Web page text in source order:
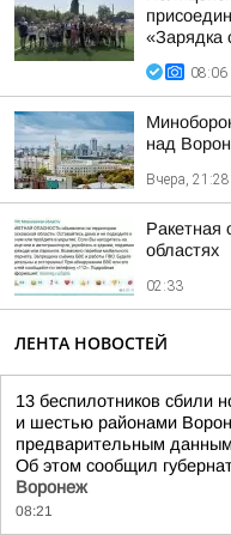
«Зарядка
08:06
над
Вчера, 21:28
Ракетная
областях
02:33
ЛЕНТА НОВОСТЕЙ
13 беспилотников сбили
и шестью районами
предварительным
Об этом сообщил
Воронеж
08:21